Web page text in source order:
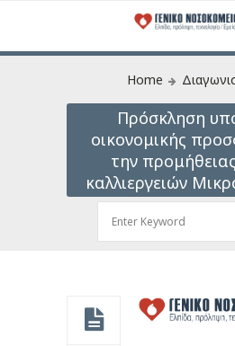
Home
Πρόσκληση
οικονομικής
την
καλλιεργειών